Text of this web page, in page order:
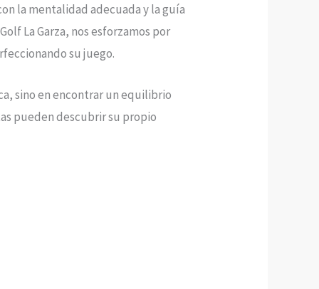
la mentalidad adecuada y la guía
La Garza, nos esforzamos por
su juego.
sino en encontrar un equilibrio
pueden descubrir su propio